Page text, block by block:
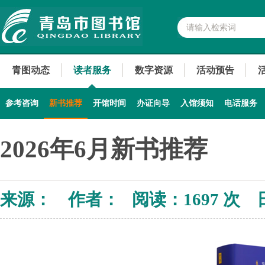
青图动态 读者服务 数字资源 活动预告
参考咨询 新书推荐 开馆时间 办证向导 入馆须知 电话服务
2026年6月新书推荐
来源： 作者： 阅读： 1697 次